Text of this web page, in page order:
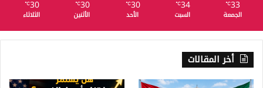
33
℃
الجمعة
34
℃
السبت
30
℃
الأحد
30
℃
الأثنين
30
℃
الثلاثاء
أخر المقالات